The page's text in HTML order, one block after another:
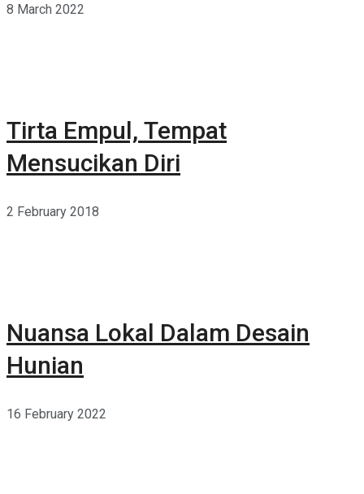
8 March 2022
Tirta Empul, Tempat
Mensucikan Diri
2 February 2018
Nuansa Lokal Dalam Desain
Hunian
16 February 2022